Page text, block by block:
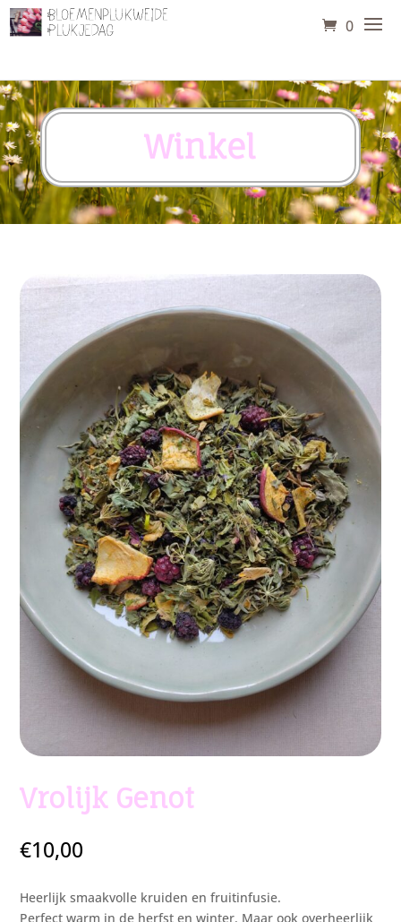
0
Winkel
Vrolijk Genot
€10,00
Heerlijk smaakvolle kruiden en fruitinfusie.
Perfect warm in de herfst en winter. Maar ook overheerlijk